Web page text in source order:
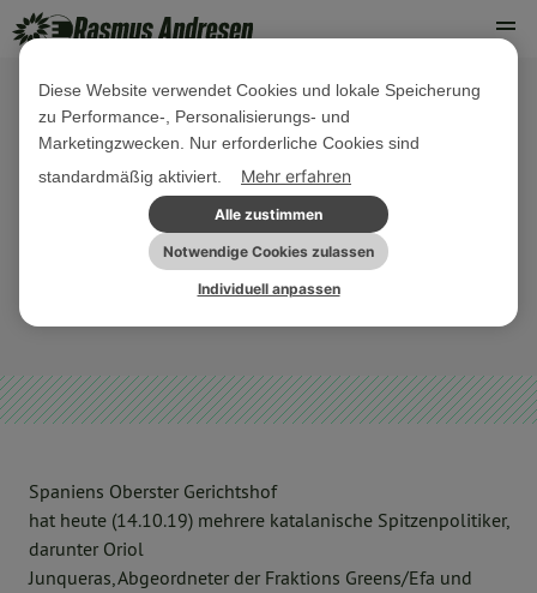
14. OKTOBER 2019
PE Die spanische Regierung muss
alles für eine Freilassung der
katalanischen Politiker tun
Spaniens Oberster Gerichtshof
hat heute (14.10.19) mehrere katalanische Spitzenpolitiker,
darunter Oriol
Junqueras, Abgeordneter der Fraktions Greens/Efa und
Diese Website verwendet Cookies und lokale Speicherung
zu Performance-, Personalisierungs- und
Marketingzwecken. Nur erforderliche Cookies sind
standardmäßig aktiviert.
Mehr erfahren
Alle zustimmen
Notwendige Cookies zulassen
Individuell anpassen